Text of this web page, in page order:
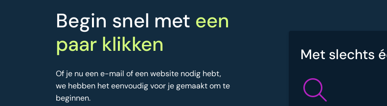
Begin snel met een
paar klikken
Of je nu een e-mail of een website nodig hebt,
we hebben het eenvoudig voor je gemaakt om te
beginnen.
Met slechts